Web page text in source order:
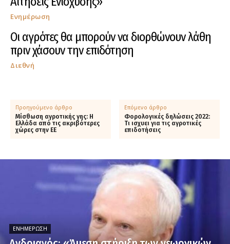
Ενημέρωση
Οι αγρότες θα μπορούν να διορθώνουν λάθη
πριν χάσουν την επιδότηση
Διεθνή
Προηγούμενο άρθρο
Μίσθωση αγροτικής γης: Η
Ελλάδα από τις ακριβότερες
χώρες στην ΕΕ
Επόμενο άρθρο
Φορολογικές δηλώσεις 2022:
Τι ισχυει για τις αγροτικές
επιδοτήσεις
ΕΝΗΜΈΡΩΣΗ